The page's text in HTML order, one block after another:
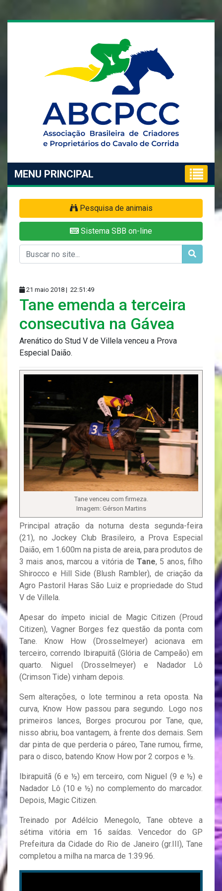
MENU PRINCIPAL
Pesquisa de animais
Sistema SBB on-line
21 maio 2018 | 22:51:49
Tane emenda a terceira
consecutiva na Gávea
Arenático do Stud V de Villela venceu a Prova
Especial Daião.
Tane venceu com firmeza.
Imagem: Gérson Martins
Principal atração da noturna desta segunda-feira
(21), no Jockey Club Brasileiro, a Prova Especial
Daião, em 1.600m na pista de areia, para produtos de
3 mais anos, marcou a vitória deTane, 5 anos, filho
Shirocco e Hill Side (Blush Rambler), de criação da
Agro Pastoril Haras São Luiz e propriedade do Stud
V de Villela.
Apesar do ímpeto inicial de Magic Citizen (Proud
Citizen), Vagner Borges fez questão da ponta com
Tane. Know How (Drosselmeyer) acionava em
terceiro, correndo Ibirapuitã (Glória de Campeão) em
quarto. Niguel (Drosselmeyer) e Nadador Lô
(Crimson Tide) vinham depois.
Sem alterações, o lote terminou a reta oposta. Na
curva, Know How passou para segundo. Logo nos
primeiros lances, Borges procurou por Tane, que,
nisso abriu, boa vantagem, à frente dos demais. Sem
dar pinta de que perderia o páreo, Tane rumou, firme,
para o disco, batendo Know How por 2 corpos e ½.
Ibirapuitã (6 e ½) em terceiro, com Niguel (9 e ½) e
Nadador Lô (10 e ½) no complemento do marcador.
Depois, Magic Citizen.
Treinado por Adélcio Menegolo, Tane obteve a
sétima vitória em 16 saídas. Vencedor do GP
Prefeitura da Cidade do Rio de Janeiro (gr.III), Tane
completou a milha na marca de 1:39.96.